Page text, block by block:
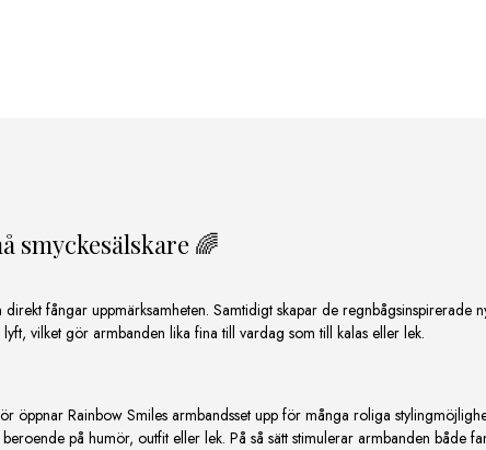
smyckesälskare 🌈
fångar uppmärksamheten. Samtidigt skapar de regnbågsinspirerade
vilket gör armbanden lika fina till vardag som till kalas eller lek.
Rainbow Smiles armbandsset upp för många roliga
på humör, outfit eller lek. På så sätt stimulerar armbanden både